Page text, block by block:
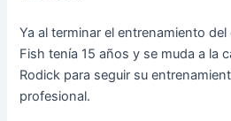
Ya al terminar el entrenamiento
Fish tenía 15 años y se muda a la
Rodick para seguir su
profesional.